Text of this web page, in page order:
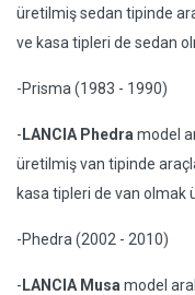
üretilmiş sedan tipinde
ve kasa tipleri de sedan
-Prisma (1983 - 1990)
- LANCIA Phedra model
üretilmiş van tipinde
kasa tipleri de van olmak
-Phedra (2002 - 2010)
- LANCIA Musa model